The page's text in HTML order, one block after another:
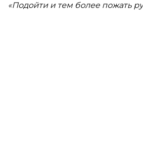
«Подойти и тем более пожать